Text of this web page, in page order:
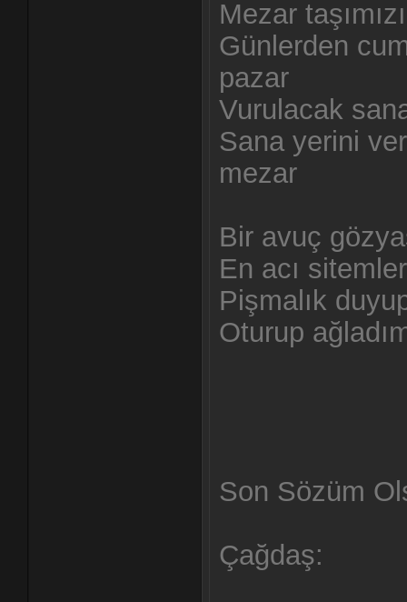
Mezar
Günlerden
pazar
Vurulacak
Sana yerini
mezar
Bir avuç
En acı
Pişmalık
Oturup
Son Sözüm
Çağdaş: